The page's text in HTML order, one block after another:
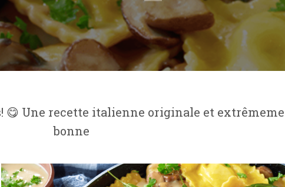
😋 Une recette italienne originale et
bonne